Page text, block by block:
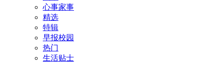
心事家事
精选
特辑
早报校园
热门
生活贴士